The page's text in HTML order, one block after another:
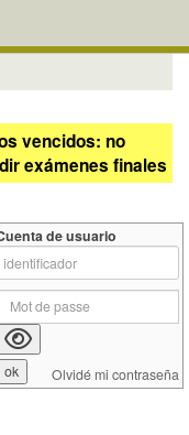
vencidos: no
exámenes finales
de usuario
Olvidé mi contraseña